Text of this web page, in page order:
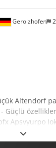
Gerolzhofen
Altendorf
Apsvyurpo
devir 4200